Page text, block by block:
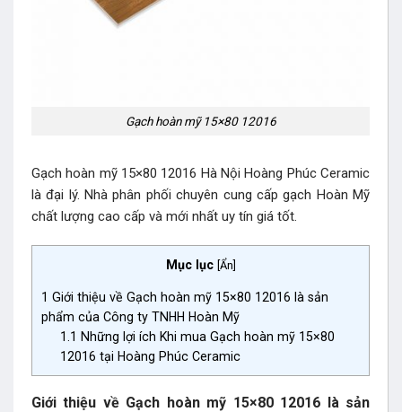
Gạch hoàn mỹ 15×80 12016
Gạch hoàn mỹ 15×80 12016 Hà Nội Hoàng Phúc Ceramic
là đại lý. Nhà phân phối chuyên cung cấp gạch Hoàn Mỹ
chất lượng cao cấp và mới nhất uy tín giá tốt.
Mục lục [Ẩn]
1 Giới thiệu về Gạch hoàn mỹ 15×80 12016 là sản
phẩm của Công ty TNHH Hoàn Mỹ
1.1 Những lợi ích Khi mua Gạch hoàn mỹ 15×80
12016 tại Hoàng Phúc Ceramic
Giới thiệu về Gạch hoàn mỹ 15×80 12016 là sản